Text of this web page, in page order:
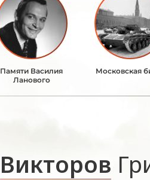
Памяти Василия
Ланового
Московская
Викторов